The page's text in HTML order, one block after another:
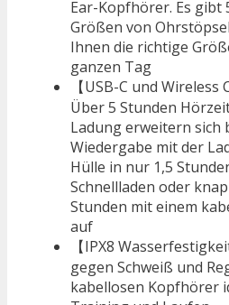
Ear-Kopfhörer. Es gibt
Größen von
Ihnen die richtige
ganzen Tag
【USB-C und Wireless
Über 5 Stunden
Ladung erweitern sich
Wiedergabe mit der
Hülle in nur 1,5
Schnellladen oder
Stunden mit einem
auf
【IPX8
gegen Schweiß und
kabellosen Kopfhörer